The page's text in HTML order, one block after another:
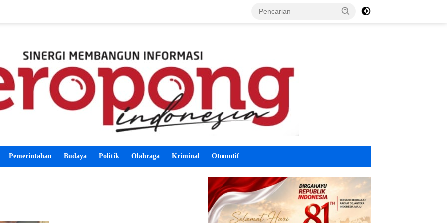
Pemerintahan Budaya Politik Olahraga Kriminal Otomotif